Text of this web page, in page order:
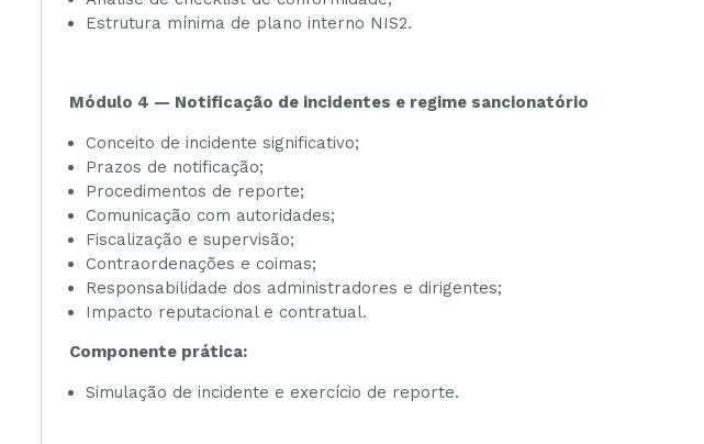
Estrutura mínima de plano interno NIS2.
Módulo 4 — Notificação de incidentes e regime sancionatório
Conceito de incidente significativo;
Prazos de notificação;
Procedimentos de reporte;
Comunicação com autoridades;
Fiscalização e supervisão;
Contraordenações e coimas;
Responsabilidade dos administradores e dirigentes;
Impacto reputacional e contratual.
Componente prática:
Simulação de incidente e exercício de reporte.